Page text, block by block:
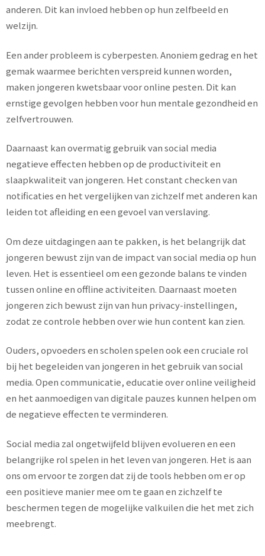
anderen. Dit kan invloed hebben op hun zelfbeeld en
welzijn.
Een ander probleem is cyberpesten. Anoniem gedrag en het
gemak waarmee berichten verspreid kunnen worden,
maken jongeren kwetsbaar voor online pesten. Dit kan
ernstige gevolgen hebben voor hun mentale gezondheid en
zelfvertrouwen.
Daarnaast kan overmatig gebruik van social media
negatieve effecten hebben op de productiviteit en
slaapkwaliteit van jongeren. Het constant checken van
notificaties en het vergelijken van zichzelf met anderen kan
leiden tot afleiding en een gevoel van verslaving.
Om deze uitdagingen aan te pakken, is het belangrijk dat
jongeren bewust zijn van de impact van social media op hun
leven. Het is essentieel om een gezonde balans te vinden
tussen online en offline activiteiten. Daarnaast moeten
jongeren zich bewust zijn van hun privacy-instellingen,
zodat ze controle hebben over wie hun content kan zien.
Ouders, opvoeders en scholen spelen ook een cruciale rol
bij het begeleiden van jongeren in het gebruik van social
media. Open communicatie, educatie over online veiligheid
en het aanmoedigen van digitale pauzes kunnen helpen om
de negatieve effecten te verminderen.
Social media zal ongetwijfeld blijven evolueren en een
belangrijke rol spelen in het leven van jongeren. Het is aan
ons om ervoor te zorgen dat zij de tools hebben om er op
een positieve manier mee om te gaan en zichzelf te
beschermen tegen de mogelijke valkuilen die het met zich
meebrengt.